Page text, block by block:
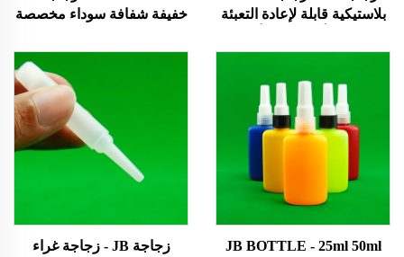
بلاستيكية قابلة لإعادة التعبئة
مخصصة من مواد LDPE
فارغة وساخنة. منتجات
محمية ببراءة اختراع/منتجات
تصميم جديدة
خفيفة شفافة سوداء مخصصة
70 مل 75 مل بلاستيكية Ldpe
زيت أساسي سائل V3 ضغط
قطرات 0.01 USD منتجات
Topsale
JB BOTTLE - 25ml 50ml
زجاجة JB - زجاجة غراء